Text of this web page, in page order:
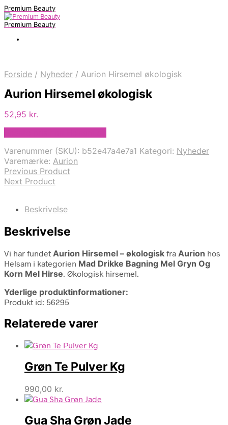
Premium Beauty
Premium Beauty
Forside / Nyheder / Aurion Hirsemel økologisk
Aurion Hirsemel økologisk
52,95 kr.
Varenummer (SKU): b52e47a4e7a1 Kategori: Nyheder
Varemærke: Aurion
Previous Product
Next Product
Beskrivelse
Beskrivelse
Vi har fundet Aurion Hirsemel – økologisk fra Aurion hos
Helsam i kategorien Mad Drikke Bagning Mel Gryn Og
Korn Mel Hirse. Økologisk hirsemel.
Yderlige produktinformationer:
Produkt id: 56295
Relaterede varer
Grøn Te Pulver Kg
990,00 kr.
Gua Sha Grøn Jade